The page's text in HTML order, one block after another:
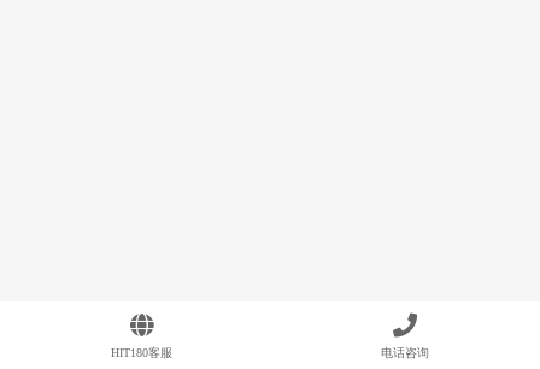
HIT180客服 电话咨询